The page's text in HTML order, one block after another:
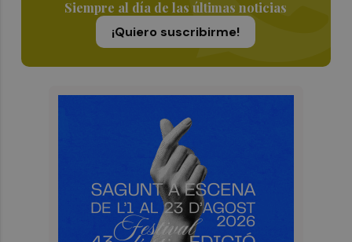
Siempre al día de las últimas noticias
¡Quiero suscribirme!